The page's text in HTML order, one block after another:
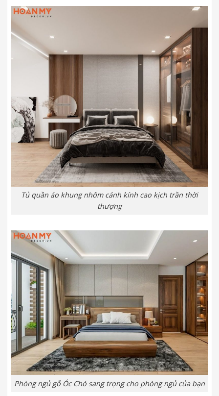
Tủ quần áo khung nhôm cánh kính cao kịch trần thời
thượng
Phòng ngủ gỗ Óc Chó sang trọng cho phòng ngủ của bạn